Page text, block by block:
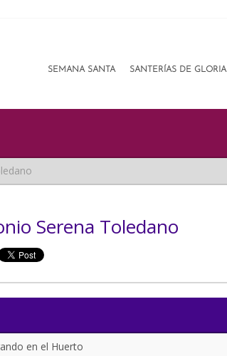
SEMANA SANTA SANTERÍAS DE GLORIA
Serena Toledano
en el Huerto